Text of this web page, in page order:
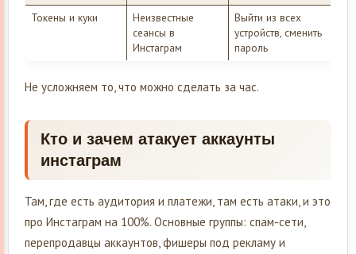
Токены и куки
Неизвестные
сеансы в
Инстаграм
Выйти из всех
устройств, сменить
пароль
Не усложняем то, что можно сделать за час.
Кто и зачем атакует аккаунты
инстаграм
Там, где есть аудитория и платежи, там есть атаки, и это
про Инстаграм на 100%. Основные группы: спам-сети,
перепродавцы аккаунтов, фишеры под рекламу и